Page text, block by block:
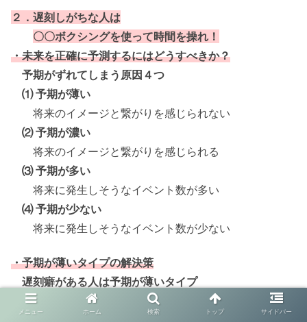
２．遅刻しがちな人は
〇〇ボクシングを使って時間を操れ！
・未来を正確に予測するにはどうすべきか？
予期がずれてしまう原因４つ
⑴ 予期が薄い
将来のイメージと繋がりを感じられない
⑵ 予期が濃い
将来のイメージと繋がりを感じられる
⑶ 予期が多い
将来に発生しそうなイベント数が多い
⑷ 予期が少ない
将来に発生しそうなイベント数が少ない
・予期が薄いタイプの解決策
遅刻癖がある人は予期が薄いタイプ
未来に現実味を感じにくい
メニュー ホーム 検索 トップ サイドバー